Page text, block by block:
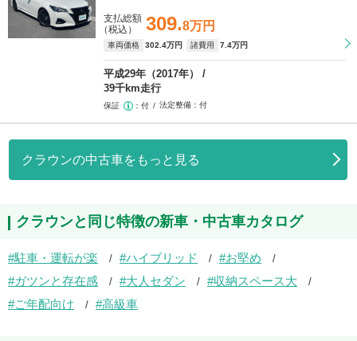
309.8万円
支払総額
（税込）
車両価格 302 .4万円 諸費用 7 .4万円
平成29年（2017年）
39千km走行
保証 付 法定整備 付
クラウンの中古車をもっと見る
クラウンと同じ特徴の新車・中古車カタログ
駐車・運転が楽 ハイブリッド
お堅め
ガツンと存在感
大人セダン
収納スペース大
ご年配向け
高級車